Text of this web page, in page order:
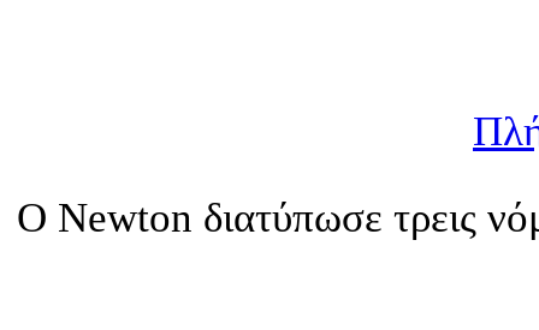
Ο Newton διατύπωσε τρεις